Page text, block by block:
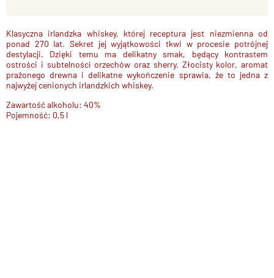
Klasyczna irlandzka whiskey, której receptura jest niezmienna od
ponad 270 lat. Sekret jej wyjątkowości tkwi w procesie potrójnej
destylacji. Dzięki temu ma delikatny smak, będący kontrastem
ostrości i subtelności orzechów oraz sherry. Złocisty kolor, aromat
prażonego drewna i delikatne wykończenie sprawia, że to jedna z
najwyżej cenionych irlandzkich whiskey.
Zawartość alkoholu: 40%
Pojemność: 0,5 l